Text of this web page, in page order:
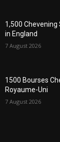
1,500
in England
7 August 2026
1500 Bourses
Royaume-Uni
7 August 2026